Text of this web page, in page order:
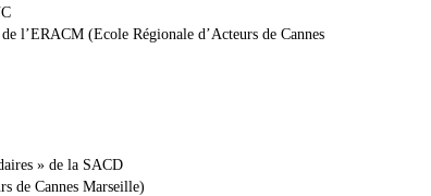
l’ERACM (Ecole Régionale d’Acteurs de Cannes
» de la SACD
de Cannes Marseille)